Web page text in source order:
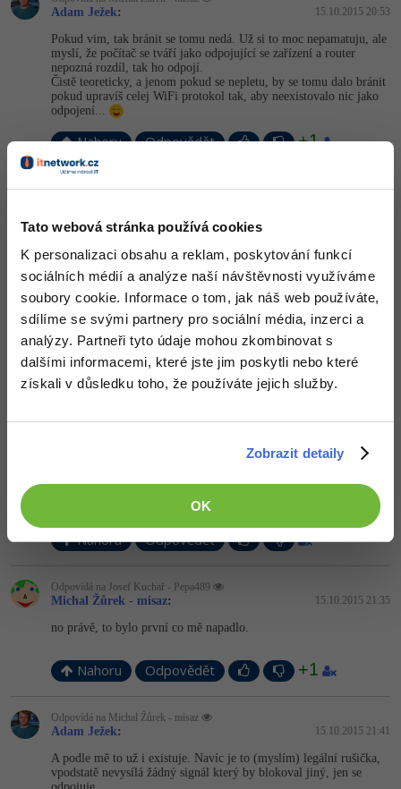
Tato webová stránka používá cookies
K personalizaci obsahu a reklam, poskytování funkcí
sociálních médií a analýze naší návštěvnosti využíváme
soubory cookie. Informace o tom, jak náš web používáte,
sdílíme se svými partnery pro sociální média, inzerci a
analýzy. Partneři tyto údaje mohou zkombinovat s
dalšími informacemi, které jste jim poskytli nebo které
získali v důsledku toho, že používáte jejich služby.
Zobrazit detaily
OK
Adam Ježek: 15.10.2015 20:53
Pokud vim, tak bránit se tomu nedá. Už si to moc nepamatuju, ale
myslí, že počítač se tváří jako odpojující se zařízení a router
nepozná rozdíl, tak ho odpojí.
Čistě teoreticky, a jenom pokud se nepletu, by se tomu dalo bránit
pokud upravíš celej WiFi protokol tak, aby neexistovalo nic jako
odpojení...
Nahoru Odpovědět +1
Odpovídá na Patrik Valkovič
Změna MAC neni jen v rámci Kali, teoreticky to jde všude.
Nahoru Odpovědět +2
pak lze, ale na tom principu postavit jednoduchou rušičku Wi-Fi.
Prostě nějaké destička s linuxem bude v cyklu pravidelně volat
tady toto co odpojí všechny klienty. A když se tomu nedá bránit....
Něco podobného jsem měl postavené na raspberry a fungovalo to
A bránit se tomu nedá
Nahoru Odpovědět
Odpovídá na Josef Kuchař - Pepa489
Michal Žůrek - misaz: 15.10.2015 21:35
no právě, to bylo první co mě napadlo.
Nahoru Odpovědět +1
Odpovídá na Michal Žůrek - misaz
Adam Ježek: 15.10.2015 21:41
A podle mě to už i existuje. Navíc je to (myslím) legální rušička,
vpodstatě nevysílá žádný signál který by blokoval jiný, jen se